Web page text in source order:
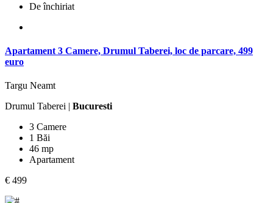
De închiriat
Apartament 3 Camere, Drumul Taberei, loc de parcare, 499
euro
Targu Neamt
Drumul Taberei | Bucuresti
3 Camere
1 Băi
46 mp
Apartament
€ 499